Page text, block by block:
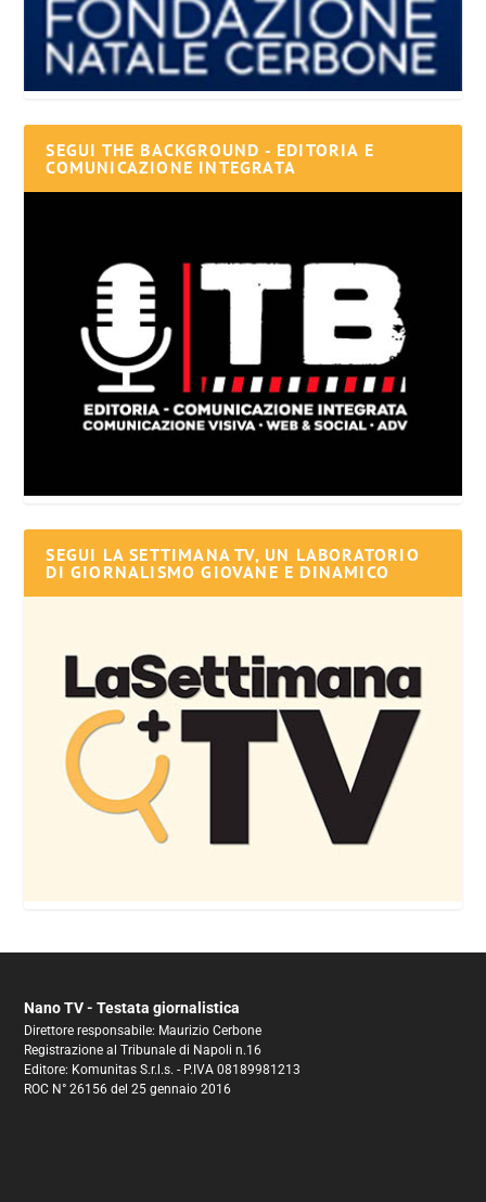
SEGUI THE BACKGROUND - EDITORIA E
COMUNICAZIONE INTEGRATA
SEGUI LA SETTIMANA TV, UN LABORATORIO
DI GIORNALISMO GIOVANE E DINAMICO
Nano TV - Testata giornalistica
Direttore responsabile: Maurizio Cerbone
Registrazione al Tribunale di Napoli n.16
Editore: Komunitas S.r.l.s. - P.IVA 08189981213
ROC N° 26156 del 25 gennaio 2016